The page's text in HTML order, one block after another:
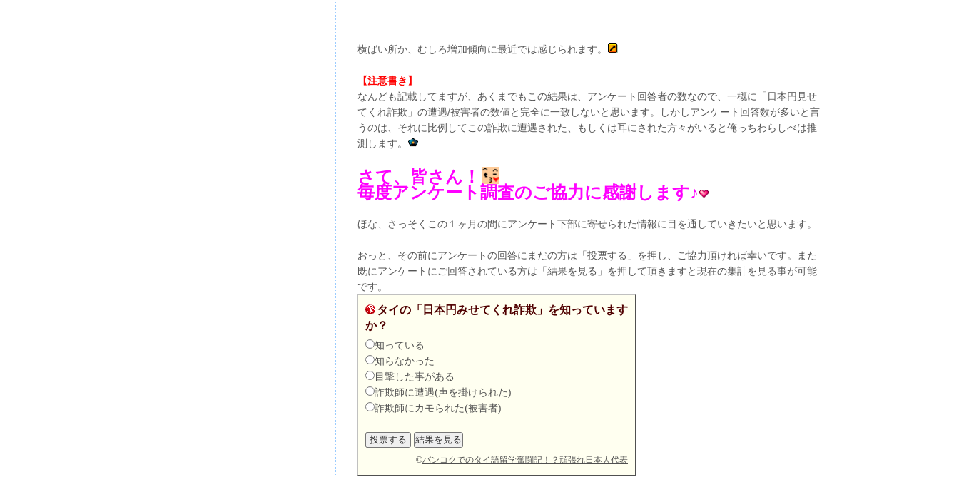
横ばい所か、むしろ増加傾向に最近では感じられます。
【注意書き】
なんども記載してますが、あくまでもこの結果は、アンケート回答者の数なので、一概に「日本円見せ
てくれ詐欺」の遭遇/被害者の数値と完全に一致しないと思います。しかしアンケート回答数が多いと言
うのは、それに比例してこの詐欺に遭遇された、もしくは耳にされた方々がいると俺っちわらしべは推
測します。
さて、皆さん！
毎度アンケート調査のご協力に感謝します♪
ほな、さっそくこの１ヶ月の間にアンケート下部に寄せられた情報に目を通していきたいと思います。
おっと、その前にアンケートの回答にまだの方は「投票する」を押し、ご協力頂ければ幸いです。また
既にアンケートにご回答されている方は「結果を見る」を押して頂きますと現在の集計を見る事が可能
です。
タイの「日本円みせてくれ詐欺」を知っています
か？
知っている
知らなかった
目撃した事がある
詐欺師に遭遇(声を掛けられた)
詐欺師にカモられた(被害者)
©バンコクでのタイ語留学奮闘記！？頑張れ日本人代表